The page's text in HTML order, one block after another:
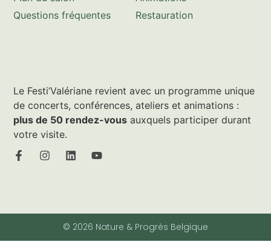
Le Festi’Valériane revient avec un programme unique
de concerts, conférences, ateliers et animations :
plus de 50 rendez-vous auxquels participer durant
votre visite.
Restauration
Questions fréquentes
© 2026 Nature & Progrès Belgique